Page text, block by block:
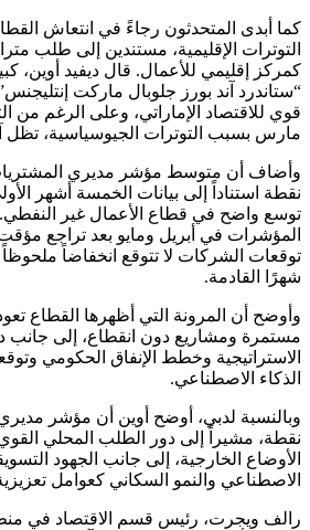
كما أبدى المتحدثون رجاءً في انتعاش
التوترات الإقليمية، مستندين إلى طلب
كمركز إقليمي للأعمال. قال ديفيد أوين،
قوي للاقتصاد الإماراتي، وعلى الرغم من
مارس بسبب التوترات الجيوسياسية، تظل
نقطة استناداً إلى بيانات الخمسة أشهر
توسع واضح في قطاع الأعمال غير النفطي.
المؤشرات في أبريل ومايو بعد تراجع
شهرًا القادمة.
وأوضح أن المرونة التي أظهرها القطاع
مستمرة ومشاريع دون انقطاع، إلى جانب
الاستراتيجية وخطط الإنفاق الحكومي
الذكاء الاصطناعي.
نقطة، مشيراً إلى دور الطلب المحلي
الأوضاع الخارجية، إلى جانب الجهود
الاصطناعي والنمو السكاني كعوامل
رالف ويجرت، رئيس قسم الاقتصاد في